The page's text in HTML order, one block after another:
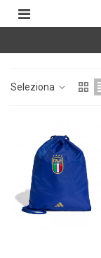
Seleziona